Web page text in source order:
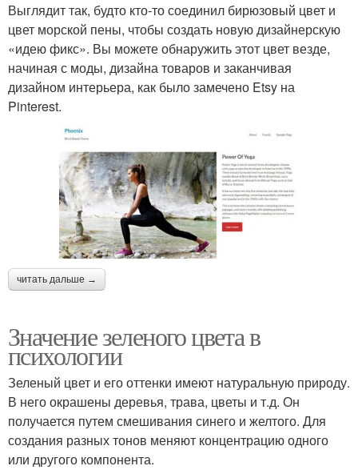
Выглядит так, будто кто-то соединил бирюзовый цвет и
цвет морской пены, чтобы создать новую дизайнерскую
«идею фикс». Вы можете обнаружить этот цвет везде,
начиная с моды, дизайна товаров и заканчивая
дизайном интерьера, как было замечено Etsy на
Pinterest.
читать дальше →
Значение зеленого цвета в
психологии
Зеленый цвет и его оттенки имеют натуральную природу.
В него окрашены деревья, трава, цветы и т.д. Он
получается путем смешивания синего и желтого. Для
создания разных тонов меняют концентрацию одного
или другого компонента.